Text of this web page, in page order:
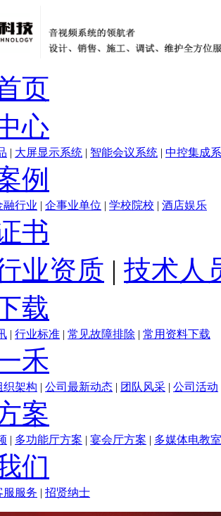
页
心
| 大屏显示系统 | 智能会议系统 | 中控集成
例
融行业 | 企事业单位 | 学校院校 | 酒店娱乐
书
业资质 | 技术人
载
| 行业标准 | 常见故障排除 | 常用资料下载
禾
织架构 | 公司最新动态 | 团队风采 | 公司活动
案
| 多功能厅方案 | 宴会厅方案 | 多媒体电教室
们
服服务 | 招贤纳士